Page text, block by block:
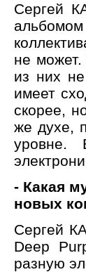
Сергей
не
из них
имеет
скорее,
же духе,
уровне.
- Какая
новых
Сергей
Deep
разную